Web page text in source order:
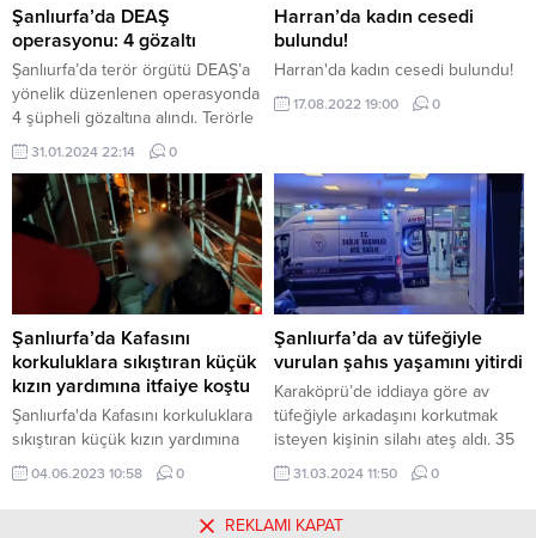
tarafından yapılan trafik, asayiş ve
narkotik uygulamalarında aranan
şahıslardan; Ayrıca aranan...
gözaltına aldı. Emniyetteki
işlemleri tamamlanan zanlı, sevk
edildiği...
Şanlıurfa’da DEAŞ
operasyonu: 4 gözaltı
Şanlıurfa’da terör örgütü DEAŞ’a
yönelik düzenlenen operasyonda
4 şüpheli gözaltına alındı. Terörle
Mücadele Daire Başkanlığı
koordinesinde silahlı terör
örgütlerinin faaliyetlerinin deşifre
edilmesine ve örgüt
mensuplarının yakalanmasına
yönelik çalışmalar sürüyor. Bu
kapsamda, Şanlıurfa İl Emniyet
Müdürlüğü İstihbarat ve Terörle
Mücadele şubeleri ekiplerince
DEAŞ’a yönelik operasyon
düzenlendi. Ekiplerin şafak vakti
belirlenen adreslere...
31.01.2024 22:14 0
Harran’da kadın cesedi
bulundu!
Harran'da kadın cesedi bulundu!
17.08.2022 19:00 0
Şanlıurfa’da Kafasını
korkuluklara sıkıştıran küçük
kızın yardımına itfaiye koştu
Şanlıurfa'da Kafasını korkuluklara
sıkıştıran küçük kızın yardımına
itfaiye koştu
04.06.2023 10:58 0
Şanlıurfa’da av tüfeğiyle
vurulan şahıs yaşamını yitirdi
Karaköprü’de iddiaya göre av
tüfeğiyle arkadaşını korkutmak
isteyen kişinin silahı ateş aldı. 35
yaşındaki Serdal Koyuncu
yaşamını yitirdi. Olay, Şanlıurfa’nın
31.03.2024 11:50 0
REKLAMI KAPAT